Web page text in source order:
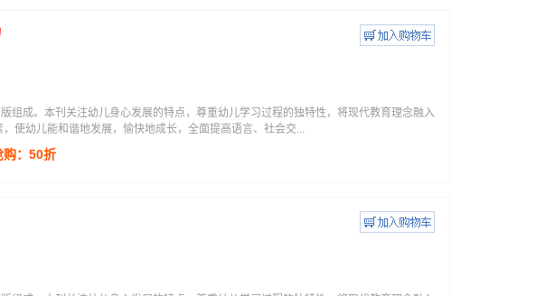
组成。本刊关注幼儿身心发展的特点，尊重幼儿学习过程的独特性，将现代教育理念融入
使幼儿能和谐地发展，愉快地成长，全面提高语言、社会交...
购：50折